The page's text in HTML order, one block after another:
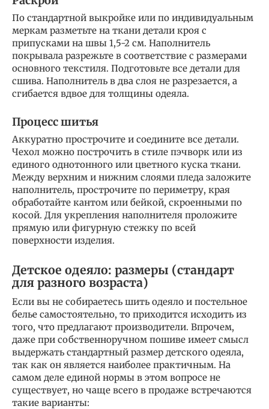
По стандартной выкройке или по индивидуальным
меркам разметьте на ткани детали кроя с
припусками на швы 1,5-2 см. Наполнитель
покрывала разрежьте в соответствие с размерами
основного текстиля. Подготовьте все детали для
сшива. Наполнитель в два слоя не разрезается, а
сгибается вдвое для толщины одеяла.
Процесс шитья
Аккуратно прострочите и соедините все детали.
Чехол можно построчить в стиле пэчворк или из
единого однотонного или цветного куска ткани.
Между верхним и нижним слоями пледа заложите
наполнитель, прострочите по периметру, края
обработайте кантом или бейкой, скроенными по
косой. Для укрепления наполнителя проложите
прямую или фигурную стежку по всей
поверхности изделия.
Детское одеяло: размеры (стандарт
для разного возраста)
Если вы не собираетесь шить одеяло и постельное
белье самостоятельно, то приходится исходить из
того, что предлагают производители. Впрочем,
даже при собственноручном пошиве имеет смысл
выдержать стандартный размер детского одеяла,
так как он является наиболее практичным. На
самом деле единой нормы в этом вопросе не
существует, но чаще всего в продаже встречаются
такие варианты: